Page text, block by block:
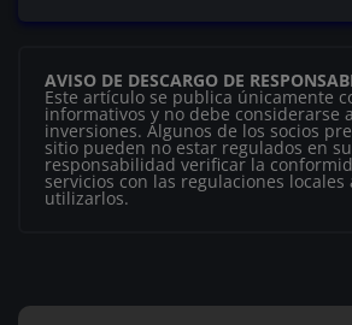
AVISO DE DESCARGO DE
Este artículo se publica únicamente
informativos y no debe considerarse
inversiones. Algunos de los socios
sitio pueden no estar regulados en
responsabilidad verificar la
servicios con las regulaciones locales
utilizarlos.